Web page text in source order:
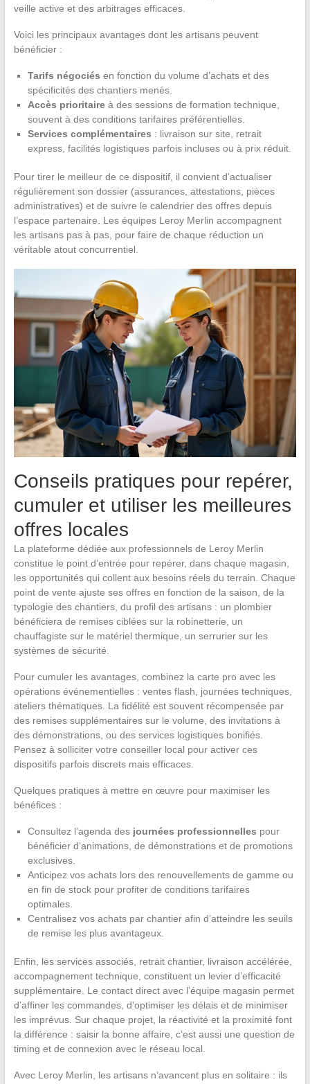
veille active et des arbitrages efficaces.
Voici les principaux avantages dont les artisans peuvent
bénéficier :
Tarifs négociés en fonction du volume d’achats et des
spécificités des chantiers menés.
Accès prioritaireà des sessions de formation technique,
souvent à des conditions tarifaires préférentielles.
Services complémentaires : livraison sur site, retrait
express, facilités logistiques parfois incluses ou à prix réduit.
Pour tirer le meilleur de ce dispositif, il convient d’actualiser
régulièrement son dossier (assurances, attestations, pièces
administratives) et de suivre le calendrier des offres depuis
l’espace partenaire. Les équipes Leroy Merlin accompagnent
les artisans pas à pas, pour faire de chaque réduction un
véritable atout concurrentiel.
Conseils pratiques pour repérer,
cumuler et utiliser les meilleures
offres locales
La plateforme dédiée aux professionnels de Leroy Merlin
constitue le point d’entrée pour repérer, dans chaque magasin,
les opportunités qui collent aux besoins réels du terrain. Chaque
point de vente ajuste ses offres en fonction de la saison, de la
typologie des chantiers, du profil des artisans : un plombier
bénéficiera de remises ciblées sur la robinetterie, un
chauffagiste sur le matériel thermique, un serrurier sur les
systèmes de sécurité.
Pour cumuler les avantages, combinez la carte pro avec les
opérations événementielles : ventes flash, journées techniques,
ateliers thématiques. La fidélité est souvent récompensée par
des remises supplémentaires sur le volume, des invitations à
des démonstrations, ou des services logistiques bonifiés.
Pensez à solliciter votre conseiller local pour activer ces
dispositifs parfois discrets mais efficaces.
Quelques pratiques à mettre en œuvre pour maximiser les
bénéfices :
Consultez l’agenda des journées professionnelles pour
bénéficier d’animations, de démonstrations et de promotions
exclusives.
Anticipez vos achats lors des renouvellements de gamme ou
en fin de stock pour profiter de conditions tarifaires
optimales.
Centralisez vos achats par chantier afin d’atteindre les seuils
de remise les plus avantageux.
Enfin, les services associés, retrait chantier, livraison accélérée,
accompagnement technique, constituent un levier d’efficacité
supplémentaire. Le contact direct avec l’équipe magasin permet
d’affiner les commandes, d’optimiser les délais et de minimiser
les imprévus. Sur chaque projet, la réactivité et la proximité font
la différence : saisir la bonne affaire, c’est aussi une question de
timing et de connexion avec le réseau local.
Avec Leroy Merlin, les artisans n’avancent plus en solitaire : ils